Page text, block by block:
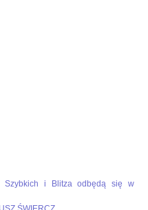
Szybkich i Blitza odbędą się w